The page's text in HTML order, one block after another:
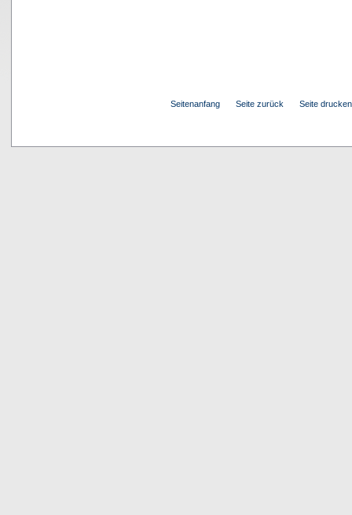
Seitenanfang Seite zurück Seite drucken